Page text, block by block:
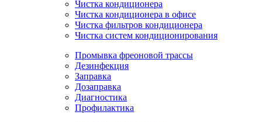
Чистка кондиционера
Чистка кондиционера в офисе
Чистка фильтров кондиционера
Чистка систем кондиционирования
Промывка фреоновой трассы
Дезинфекция
Заправка
Дозаправка
Диагностика
Профилактика